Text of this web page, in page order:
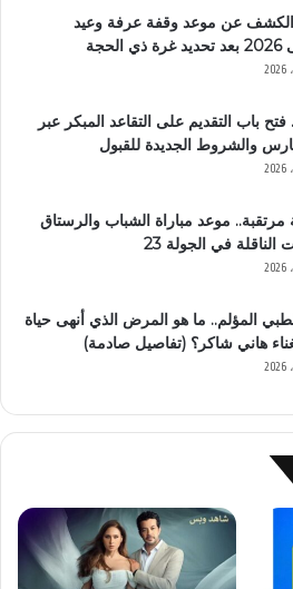
الكشف عن موعد وقفة عرفة وعيد
باب التقديم على التقاعد المبكر عبر
والشروط الجديدة للقبول
مرتقبة.. موعد مباراة الشباب والرستاق
الناقلة في الجولة 23
المؤلم.. ما هو المرض الذي أنهى حياة
هاني شاكر؟ (تفاصيل صادمة)